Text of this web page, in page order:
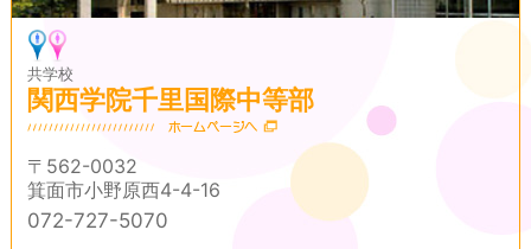
共学校
関西学院千里国際中等部
〒562-0032
箕面市小野原西4-4-16
072-727-5070